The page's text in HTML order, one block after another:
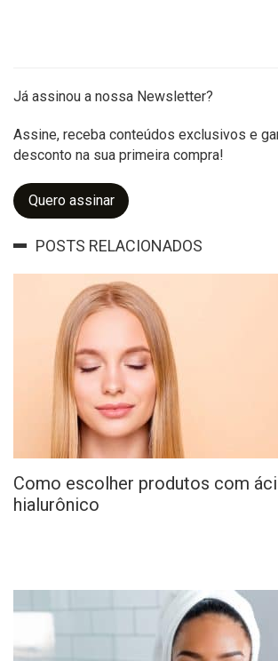
Já assinou a nossa Newsletter?
Assine, receba conteúdos exclusivos e
desconto na sua primeira compra!
Quero assinar
POSTS RELACIONADOS
Como escolher produtos com
hialurônico